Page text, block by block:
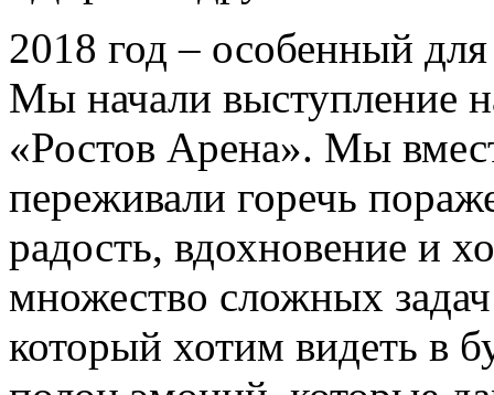
2018 год – особенный
Мы начали выступление
«Ростов Арена». Мы
переживали горечь
радость, вдохновение и
множество сложных
который хотим видеть в